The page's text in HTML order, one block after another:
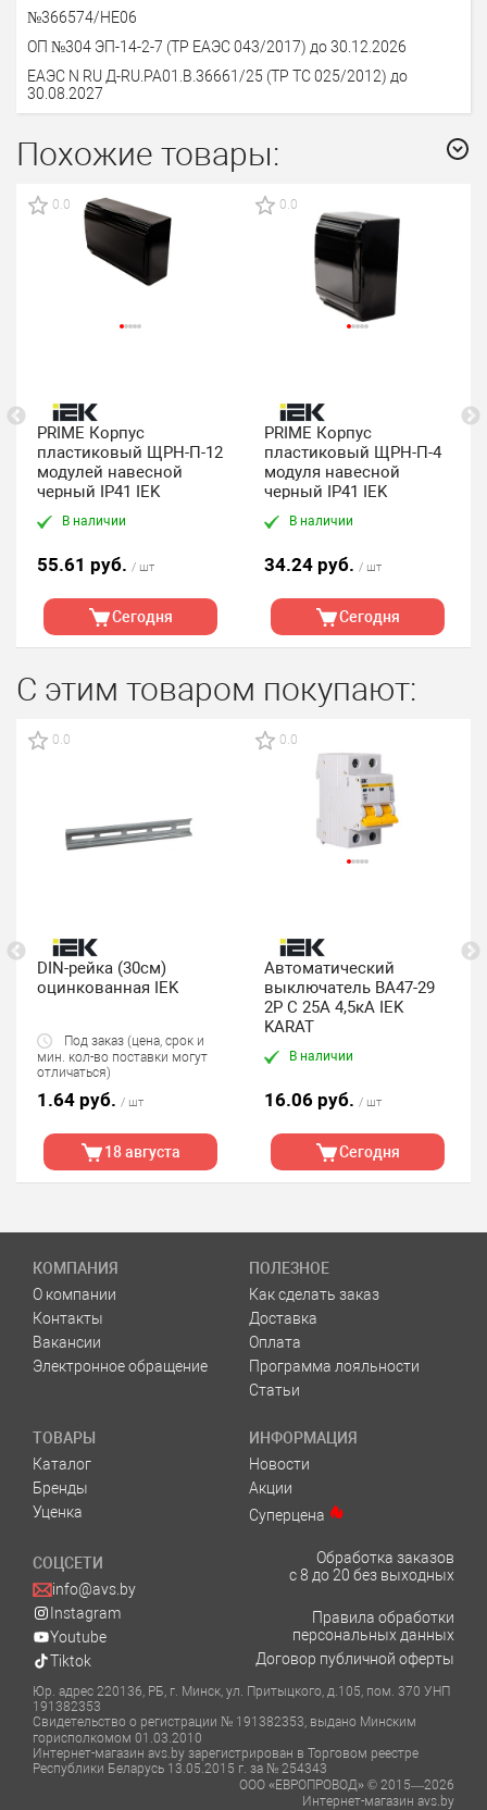
№366574/НЕ06
ОП №304 ЭП-14-2-7 (ТР ЕАЭС 043/2017) до 30.12.2026
ЕАЭС N RU Д-RU.РА01.В.36661/25 (ТР ТС 025/2012) до
30.08.2027
Похожие товары:
0.0
PRIME Корпус
пластиковый ЩРН-П-12
модулей навесной
черный IP41 IEK
В наличии
55.61 руб. / шт
Сегодня
0.0
PRIME Корпус
пластиковый ЩРН-П-4
модуля навесной
черный IP41 IEK
В наличии
34.24 руб. / шт
Сегодня
С этим товаром покупают:
0.0
DIN-рейка (30см)
оцинкованная IEK
Под заказ (цена, срок и
мин. кол-во поставки могут
отличаться)
1.64 руб. / шт
18 августа
0.0
Автоматический
выключатель ВА47-29
2P C 25А 4,5кА IEK
KARAT
В наличии
16.06 руб. / шт
Сегодня
КОМПАНИЯ
О компании
Контакты
Вакансии
Электронное обращение
ПОЛЕЗНОЕ
Как сделать заказ
Доставка
Оплата
Программа лояльности
Статьи
ТОВАРЫ
Каталог
Бренды
Уценка
ИНФОРМАЦИЯ
Новости
Акции
Суперцена
СОЦСЕТИ
info@avs.by
Instagram
Youtube
Tiktok
Обработка заказов
с 8 до 20 без выходных
Правила обработки
персональных данных
Договор публичной оферты
Юр. адрес 220136, РБ, г. Минск, ул. Притыцкого, д.105, пом. 370 УНП
191382353
Свидетельство о регистрации № 191382353, выдано Минским
горисполкомом 01.03.2010
Интернет-магазин avs.by зарегистрирован в Торговом реестре
Республики Беларусь 13.05.2015 г. за № 254343
ООО «ЕВРОПРОВОД» © 2015—2026
Интернет-магазин avs.by